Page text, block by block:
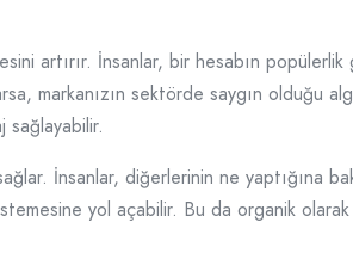
artırır. İnsanlar, bir hesabın
markanızın sektörde saygın olduğu
sağlayabilir.
İnsanlar, diğerlerinin ne yaptığına
yol açabilir. Bu da organik